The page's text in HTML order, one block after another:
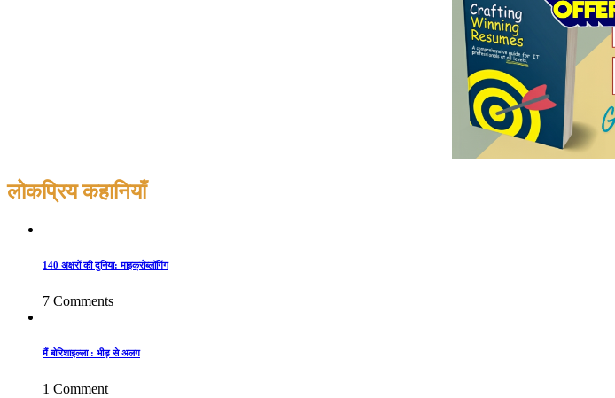
लोकप्रिय कहानियाँ
140 अक्षरों की दुनिया: माइक्रोब्लॉगिंग
7 Comments
मैं बोरिशाइल्ला : भीड़ से अलग
1 Comment